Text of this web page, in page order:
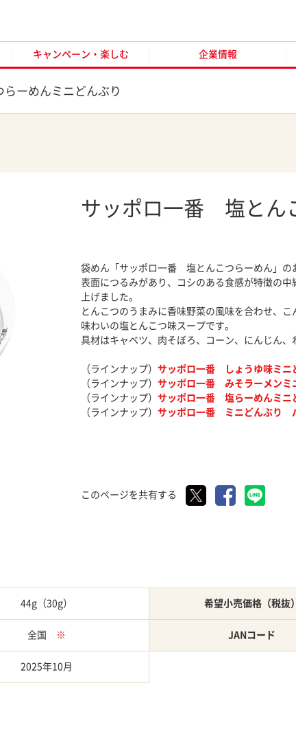
キャンペーン・楽しむ 企業情報
オン
ーめんミニどんぶり
サッポロ一番 塩とん
袋めん「サッポロ一番 塩とんこつらーめん」の
表面につるみがあり、コシのある食感が特徴の
上げました。
とんこつのうまみに香味野菜の風味を合わせ、
味わいの塩とんこつ味スープです。
具材はキャベツ、肉そぼろ、コーン、にんじん、
（ラインナップ） サッポロ一番 しょうゆ味ミニ
（ラインナップ） サッポロ一番 みそラーメンミ
（ラインナップ） サッポロ一番 塩らーめんミニ
（ラインナップ） サッポロ一番 ミニどんぶり
このページを共有する
44g（30g） 希望小売価格（税抜）
全国 ※ JANコード
2025年10月